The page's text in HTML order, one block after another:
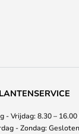
- Vrijdag: 8.30 –
- Zondag: Gesloten